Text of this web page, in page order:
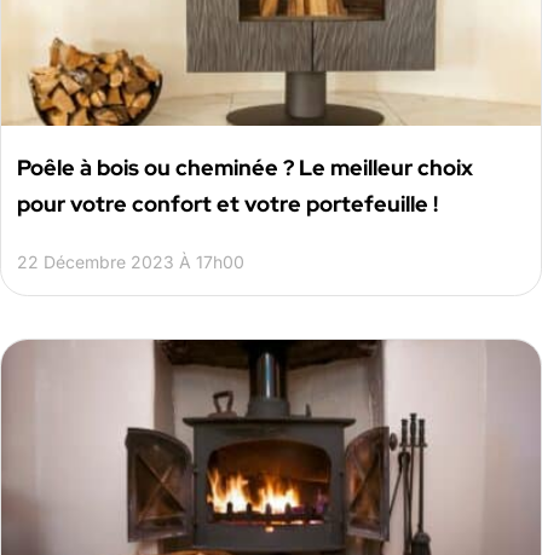
Poêle à bois ou cheminée ? Le meilleur choix
pour votre confort et votre portefeuille !
22 Décembre 2023 À 17h00